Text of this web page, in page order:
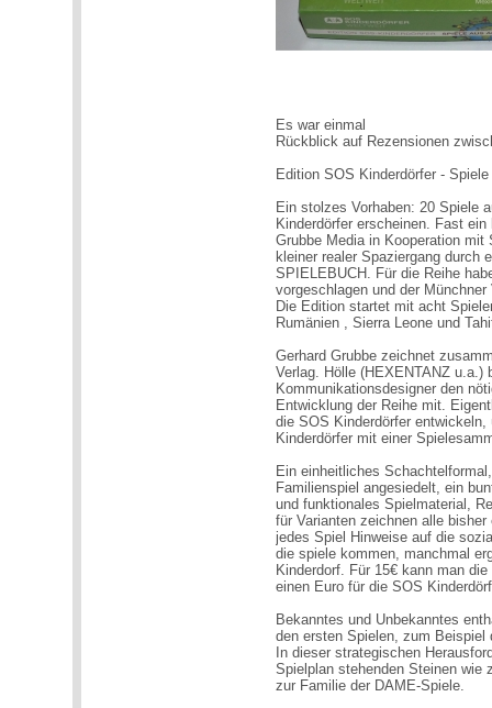
Es war einmal
Rückblick auf Rezensionen
Edition SOS Kinderdörfer -
Ein stolzes Vorhaben: 20 Spiele
Kinderdörfer erscheinen. Fast
Grubbe Media in Kooperation
kleiner realer Spaziergang durch
SPIELEBUCH. Für die Reihe
vorgeschlagen und der
Die Edition startet mit acht
Rumänien , Sierra Leone und
Gerhard Grubbe zeichnet
Verlag. Hölle (HEXENTANZ u.a.)
Kommunikationsdesigner den
Entwicklung der Reihe mit.
die SOS Kinderdörfer
Kinderdörfer mit einer
Ein einheitliches
Familienspiel angesiedelt, ein
und funktionales Spielmaterial,
für Varianten zeichnen alle
jedes Spiel Hinweise auf die
die spiele kommen, manchmal
Kinderdorf. Für 15€ kann man
einen Euro für die SOS
Bekanntes und Unbekanntes
den ersten Spielen, zum
In dieser strategischen
Spielplan stehenden Steinen wie
zur Familie der DAME-Spiele.